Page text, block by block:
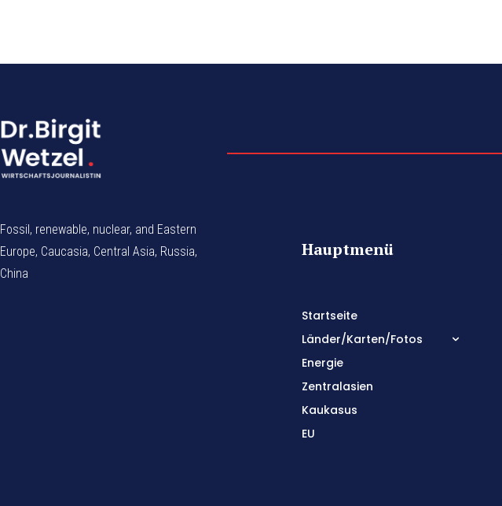
Fossil, renewable, nuclear, and Eastern
Europe, Caucasia, Central Asia, Russia,
China
Hauptmenü
Startseite
Länder/Karten/Fotos
Energie
Zentralasien
Kaukasus
EU